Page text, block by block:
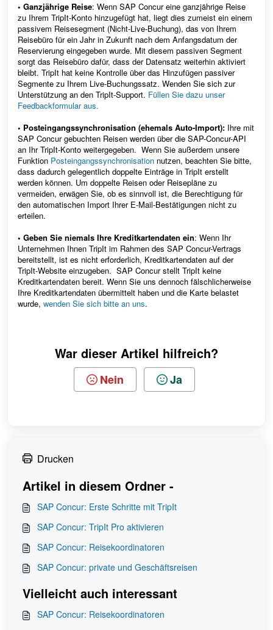
• Ganzjährige Reise: Wenn SAP Concur eine ganzjährige Reise
zu Ihrem TripIt-Konto hinzugefügt hat, liegt dies zumeist ein einem
passivem Reisesegment (Nicht-Live-Buchung), das von Ihrem
Reisebüro für ein Jahr in Zukunft nach dem Anfangsdatum der
Reservierung eingegeben wurde. Mit diesem passiven Segment
sorgt das Reisebüro dafür, dass der Datensatz weiterhin aktiviert
bleibt. TripIt hat keine Kontrolle über das Hinzufügen passiver
Segmente zu Ihrem Live-Buchungssatz. Wenden Sie sich zur
Unterstützung an den TripIt-Support. Füllen Sie dazu unser
Feedbackformular aus.
• Posteingangssynchronisation (ehemals Auto-Import): Ihre mit
SAP Concur gebuchten Reisen werden über die SAP-Concur-API
an Ihr TripIt-Konto weitergegeben. Wenn Sie außerdem unsere
Funktion Posteingangssynchronisation nutzen, beachten Sie bitte,
dass dadurch gelegentlich doppelte Einträge in TripIt erstellt
werden können. Um doppelte Reisen oder Reisepläne zu
vermeiden, erwägen Sie, ob es sinnvoll ist, die Berechtigung für
den automatischen Import Ihrer E-Mail-Bestätigungen nicht zu
erteilen.
• Geben Sie niemals Ihre Kreditkartendaten ein: Wenn Ihr
Unternehmen Ihnen TripIt im Rahmen des SAP Concur-Vertrags
bereitstellt, ist es nicht erforderlich, Kreditkartendaten auf der
TripIt-Website einzugeben. SAP Concur stellt TripIt keine
Kreditkartendaten bereit. Wenn Sie uns dennoch fälschlicherweise
Ihre Kreditkartendaten übermittelt haben und die Karte belastet
wurde, wenden Sie sich bitte an uns.
War dieser Artikel hilfreich?
Nein Ja
Drucken
Artikel in diesem Ordner -
SAP Concur: Erste Schritte mit TripIt
SAP Concur: TripIt Pro aktivieren
SAP Concur: Reisekoordinatoren
SAP Concur: private und Geschäftsreisen
Vielleicht auch interessant
SAP Concur: Reisekoordinatoren